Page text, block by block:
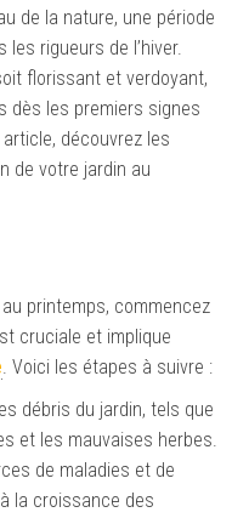
de la nature, une période
rigueurs de l’hiver.
florissant et verdoyant,
dès les premiers signes
découvrez les
de votre jardin au
au printemps, commencez
cruciale et implique
. Voici les étapes à suivre :
débris du jardin, tels que
et les mauvaises herbes.
de maladies et de
la croissance des